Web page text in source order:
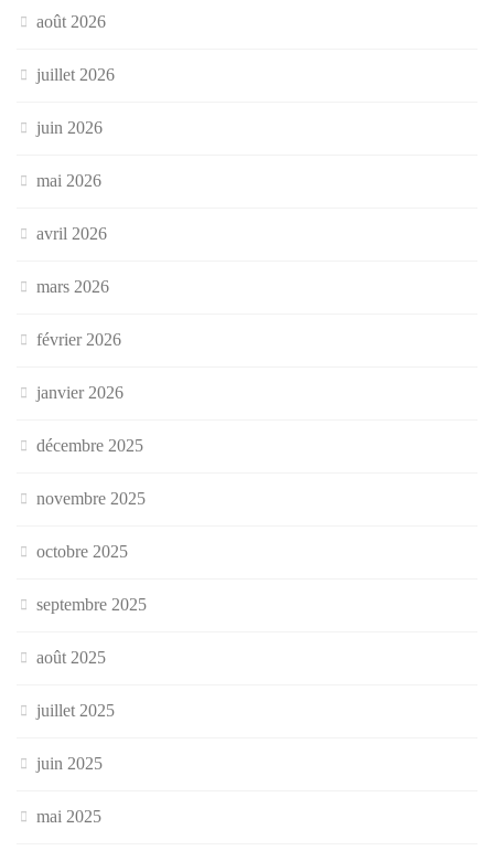
août 2026
juillet 2026
juin 2026
mai 2026
avril 2026
mars 2026
février 2026
janvier 2026
décembre 2025
novembre 2025
octobre 2025
septembre 2025
août 2025
juillet 2025
juin 2025
mai 2025